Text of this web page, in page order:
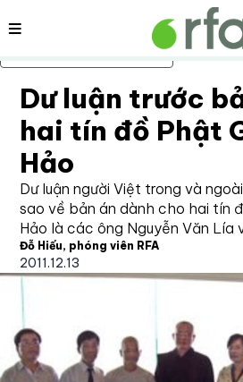
Bỏ qua nội dung chính
Nội dung
Dư luận trước
hai tín đồ Phật
Hảo
Dư luận người Việt trong và
sao về bản án dành cho hai tín
Hảo là các ông Nguyễn Văn Lía
Đỗ Hiếu, phóng viên RFA
2011.12.13